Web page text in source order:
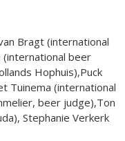
Bragt (international
(international beer
Hophuis),Puck
Tuinema (international
beer judge),Ton
Stephanie Verkerk